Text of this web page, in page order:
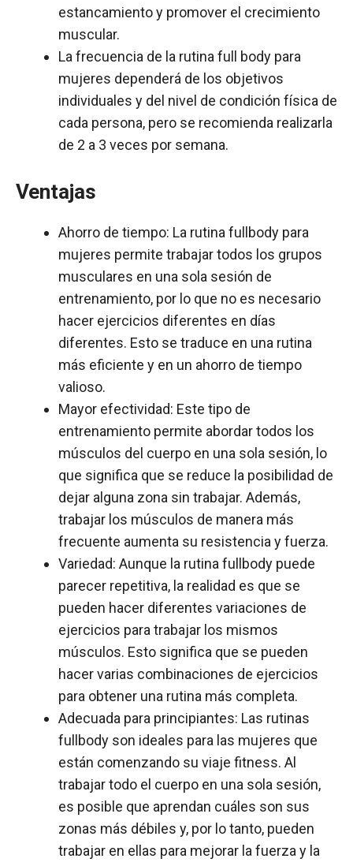
estancamiento y promover el crecimiento
muscular.
La frecuencia de la rutina full body para
mujeres dependerá de los objetivos
individuales y del nivel de condición física de
cada persona, pero se recomienda realizarla
de 2 a 3 veces por semana.
Ventajas
Ahorro de tiempo: La rutina fullbody para
mujeres permite trabajar todos los grupos
musculares en una sola sesión de
entrenamiento, por lo que no es necesario
hacer ejercicios diferentes en días
diferentes. Esto se traduce en una rutina
más eficiente y en un ahorro de tiempo
valioso.
Mayor efectividad: Este tipo de
entrenamiento permite abordar todos los
músculos del cuerpo en una sola sesión, lo
que significa que se reduce la posibilidad de
dejar alguna zona sin trabajar. Además,
trabajar los músculos de manera más
frecuente aumenta su resistencia y fuerza.
Variedad: Aunque la rutina fullbody puede
parecer repetitiva, la realidad es que se
pueden hacer diferentes variaciones de
ejercicios para trabajar los mismos
músculos. Esto significa que se pueden
hacer varias combinaciones de ejercicios
para obtener una rutina más completa.
Adecuada para principiantes: Las rutinas
fullbody son ideales para las mujeres que
están comenzando su viaje fitness. Al
trabajar todo el cuerpo en una sola sesión,
es posible que aprendan cuáles son sus
zonas más débiles y, por lo tanto, pueden
trabajar en ellas para mejorar la fuerza y ​​la